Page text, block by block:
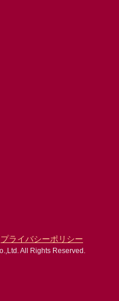
プライバシーポリシー
All Rights Reserved.